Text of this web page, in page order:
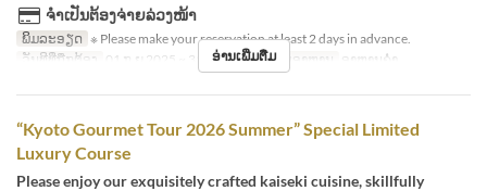
ຈຳເປັນຕ້ອງຈ່າຍລ່ວງໜ້າ
ພິມລະອຽດ ※ Please make your reservation at least 2 days in advance.
ວັນທີທີ່ຖືກຕ້ອງ
01 ກ.ຍ 2025 ~ 31 ຕ.ລ 2025 ຄາບອາຫານ ອາຫານຄ່ຳ
ອ່ານເພີ່ມຕື່ມ
“Kyoto Gourmet Tour 2026 Summer” Special Limited
Luxury Course
Please enjoy our exquisitely crafted kaiseki cuisine, skillfully